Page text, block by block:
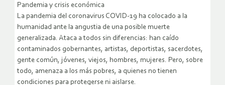
Pandemia y crisis económica
La pandemia del coronavirus COVID-19 ha colocado a la
humanidad ante la angustia de una posible muerte
generalizada. Ataca a todos sin diferencias: han caído
contaminados gobernantes, artistas, deportistas, sacerdotes,
gente común, jóvenes, viejos, hombres, mujeres. Pero, sobre
todo, amenaza a los más pobres, a quienes no tienen
condiciones para protegerse ni aislarse.